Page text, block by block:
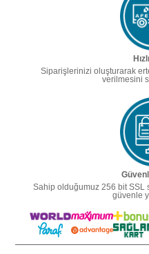
Siparişlerinizi oluşturarak
verilmesini
Sahip olduğumuz 256 bit SSL
güvenle